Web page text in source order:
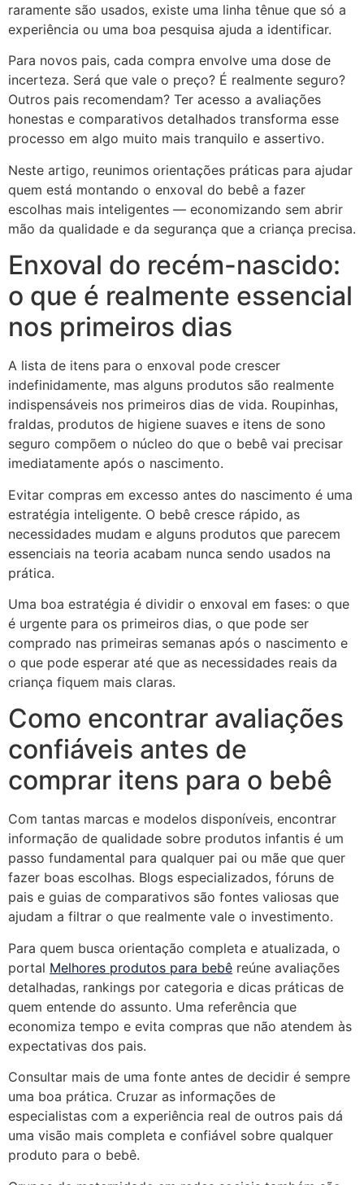
raramente são usados, existe uma linha tênue que só a
experiência ou uma boa pesquisa ajuda a identificar.
Para novos pais, cada compra envolve uma dose de
incerteza. Será que vale o preço? É realmente seguro?
Outros pais recomendam? Ter acesso a avaliações
honestas e comparativos detalhados transforma esse
processo em algo muito mais tranquilo e assertivo.
Neste artigo, reunimos orientações práticas para ajudar
quem está montando o enxoval do bebê a fazer
escolhas mais inteligentes — economizando sem abrir
mão da qualidade e da segurança que a criança precisa.
Enxoval do recém-nascido:
o que é realmente essencial
nos primeiros dias
A lista de itens para o enxoval pode crescer
indefinidamente, mas alguns produtos são realmente
indispensáveis nos primeiros dias de vida. Roupinhas,
fraldas, produtos de higiene suaves e itens de sono
seguro compõem o núcleo do que o bebê vai precisar
imediatamente após o nascimento.
Evitar compras em excesso antes do nascimento é uma
estratégia inteligente. O bebê cresce rápido, as
necessidades mudam e alguns produtos que parecem
essenciais na teoria acabam nunca sendo usados na
prática.
Uma boa estratégia é dividir o enxoval em fases: o que
é urgente para os primeiros dias, o que pode ser
comprado nas primeiras semanas após o nascimento e
o que pode esperar até que as necessidades reais da
criança fiquem mais claras.
Como encontrar avaliações
confiáveis antes de
comprar itens para o bebê
Com tantas marcas e modelos disponíveis, encontrar
informação de qualidade sobre produtos infantis é um
passo fundamental para qualquer pai ou mãe que quer
fazer boas escolhas. Blogs especializados, fóruns de
pais e guias de comparativos são fontes valiosas que
ajudam a filtrar o que realmente vale o investimento.
Para quem busca orientação completa e atualizada, o
portal Melhores produtos para bebê reúne avaliações
detalhadas, rankings por categoria e dicas práticas de
quem entende do assunto. Uma referência que
economiza tempo e evita compras que não atendem às
expectativas dos pais.
Consultar mais de uma fonte antes de decidir é sempre
uma boa prática. Cruzar as informações de
especialistas com a experiência real de outros pais dá
uma visão mais completa e confiável sobre qualquer
produto para o bebê.